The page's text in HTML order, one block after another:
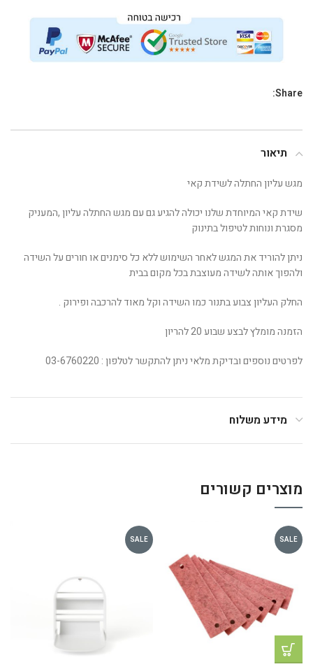
Share:
תיאור
מגש עליון החתלה לשידת קאי
שידת קאי המיוחדת שלנו יכולה להגיע גם עם מגש החתלה עליון ,המעניק
מסגרת ונוחות לטיפול בתינוק
ניתן להוריד את המגש לאחר השימוש ללא כל סימנים או חורים על השידה
ולהפוך אותה לשידה מעוצבת בכל מקום בבית
החלק העליון צבוע בתנור כמו השידה וקל מאוד להרכבה ופירוק .
הזמנה מומלץ לבצע שבוע 20 להריון
לפרטים נוספים ובדיקת מלאי ניתן להתקשר לטלפון : 03-6760220
מידע משלוח
מוצרים קשורים
SALE
SALE